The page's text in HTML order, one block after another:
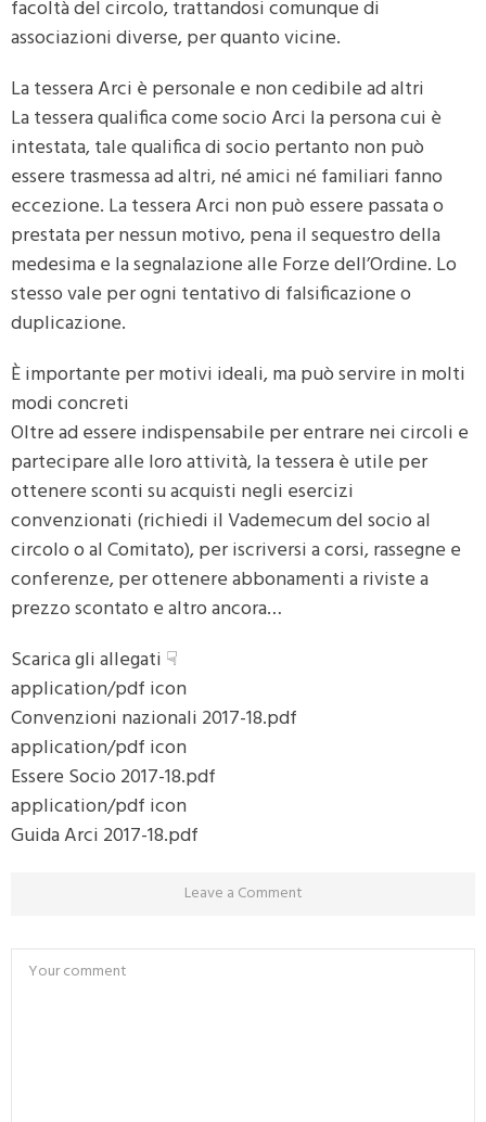
facoltà del circolo, trattandosi comunque di
associazioni diverse, per quanto vicine.
La tessera Arci è personale e non cedibile ad altri
La tessera qualifica come socio Arci la persona cui è
intestata, tale qualifica di socio pertanto non può
essere trasmessa ad altri, né amici né familiari fanno
eccezione. La tessera Arci non può essere passata o
prestata per nessun motivo, pena il sequestro della
medesima e la segnalazione alle Forze dell’Ordine. Lo
stesso vale per ogni tentativo di falsificazione o
duplicazione.
È importante per motivi ideali, ma può servire in molti
modi concreti
Oltre ad essere indispensabile per entrare nei circoli e
partecipare alle loro attività, la tessera è utile per
ottenere sconti su acquisti negli esercizi
convenzionati (richiedi il Vademecum del socio al
circolo o al Comitato), per iscriversi a corsi, rassegne e
conferenze, per ottenere abbonamenti a riviste a
prezzo scontato e altro ancora…
Scarica gli allegati ☟
application/pdf icon
Convenzioni nazionali 2017-18.pdf
application/pdf icon
Essere Socio 2017-18.pdf
application/pdf icon
Guida Arci 2017-18.pdf
Leave a Comment